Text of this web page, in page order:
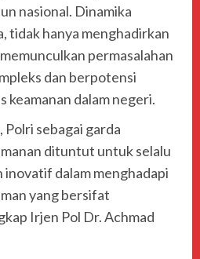
nasional. Dinamika
tidak hanya menghadirkan
permasalahan
dan berpotensi
keamanan dalam negeri.
Polri sebagai garda
dituntut untuk selalu
inovatif dalam menghadapi
yang bersifat
Irjen Pol Dr. Achmad